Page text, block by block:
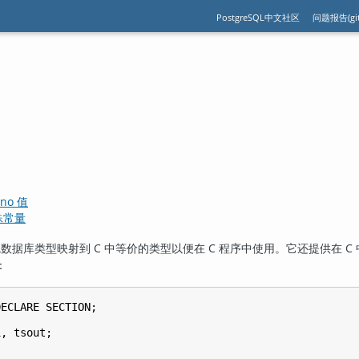
PostgreSQL中文社区 问题报告
值
量
数据库类型映射到 C 中等价的类型以便在 C 程序中使用。它还提供在
SECTION;
tsout;